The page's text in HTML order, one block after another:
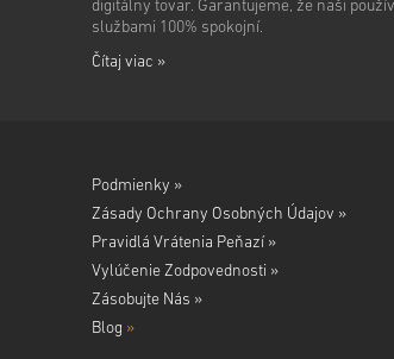
digitálny tovar. Garantujeme, že naši
službami 100% spokojní.
Čítaj viac »
Podmienky »
Zásady Ochrany Osobných Údajov »
Pravidlá Vrátenia Peňazí »
Vylúčenie Zodpovednosti »
Zásobujte Nás »
Blog »